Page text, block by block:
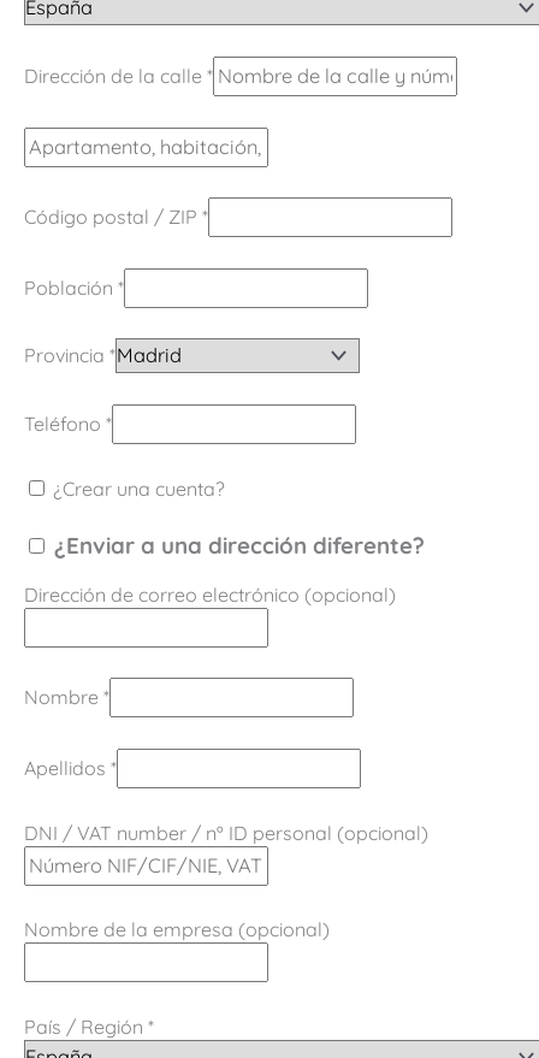
Dirección de la calle *
Código postal / ZIP *
Población *
Provincia *
Teléfono *
¿Crear una cuenta?
¿Enviar a una dirección diferente?
Dirección de correo electrónico (opcional)
Nombre *
Apellidos *
DNI / VAT number / nº ID personal (opcional)
Nombre de la empresa (opcional)
País / Región *